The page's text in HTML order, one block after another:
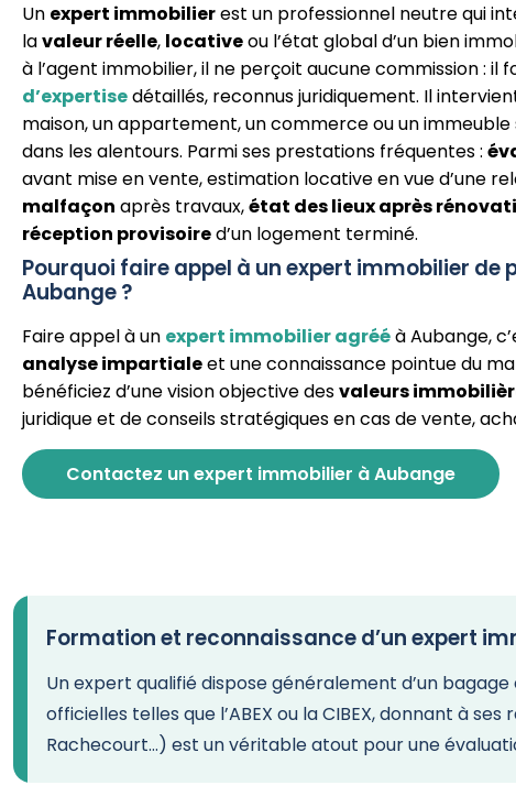
Un expert immobilierest un professionnel neutre qui
lavaleur réelle, locativeou l’état global d’un bien
à l’agent immobilier, il ne perçoit aucune commission : il
d’expertisedétaillés, reconnus juridiquement. Il
maison, un appartement, un commerce ou un immeuble
dans les alentours. Parmi ses prestations fréquentes :
avant mise en vente, estimation locative en vue d’une
malfaçon après travaux,état des lieux après
réception provisoired’un logement terminé.
Pourquoi faire appel à un expert immobilier de
Aubange ?
Faire appel à un expert immobilier agrééà Aubange,
analyse impartialeet une connaissance pointue du
bénéficiez d’une vision objective desvaleurs
juridique et de conseils stratégiques en cas de vente,
Contactez un expert immobilier à Aubange
Formation et reconnaissance d’un expert
Un expert qualifié dispose généralement d’un
officielles telles que l’ABEX ou la CIBEX, donnant à
Rachecourt…) est un véritable atout pour une